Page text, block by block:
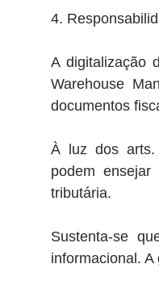
4.
A digitalização
Warehouse
documentos
À luz dos arts.
podem ensejar
tributária.
Sustenta-se
informacional.